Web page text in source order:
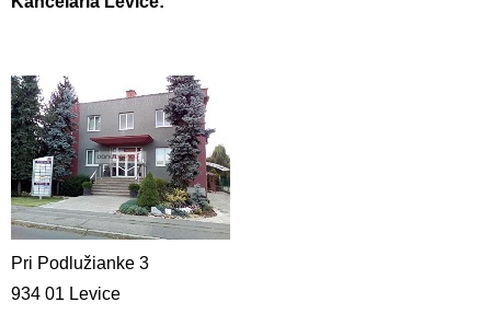
Pri Podlužianke 3
934 01 Levice